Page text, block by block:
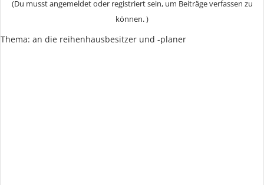
(Du musst angemeldet oder registriert sein, um Beiträge verfassen zu
können. )
Thema: an die reihenhausbesitzer und -planer